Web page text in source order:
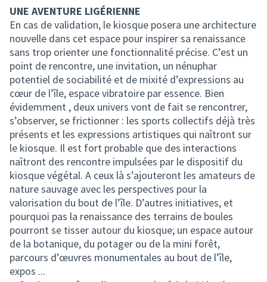
UNE AVENTURE LIGÉRIENNE
En cas de validation, le kiosque posera une architecture
nouvelle dans cet espace pour inspirer sa renaissance
sans trop orienter une fonctionnalité précise. C’est un
point de rencontre, une invitation, un nénuphar
potentiel de sociabilité et de mixité d’expressions au
cœur de l’île, espace vibratoire par essence. Bien
évidemment , deux univers vont de fait se rencontrer,
s’observer, se frictionner : les sports collectifs déjà très
présents et les expressions artistiques qui naîtront sur
le kiosque. Il est fort probable que des interactions
naîtront des rencontre impulsées par le dispositif du
kiosque végétal. A ceux là s’ajouteront les amateurs de
nature sauvage avec les perspectives pour la
valorisation du bout de l’île. D’autres initiatives, et
pourquoi pas la renaissance des terrains de boules
pourront se tisser autour du kiosque; un espace autour
de la botanique, du potager ou de la mini forêt,
parcours d’œuvres monumentales au bout de l’île,
expos ...